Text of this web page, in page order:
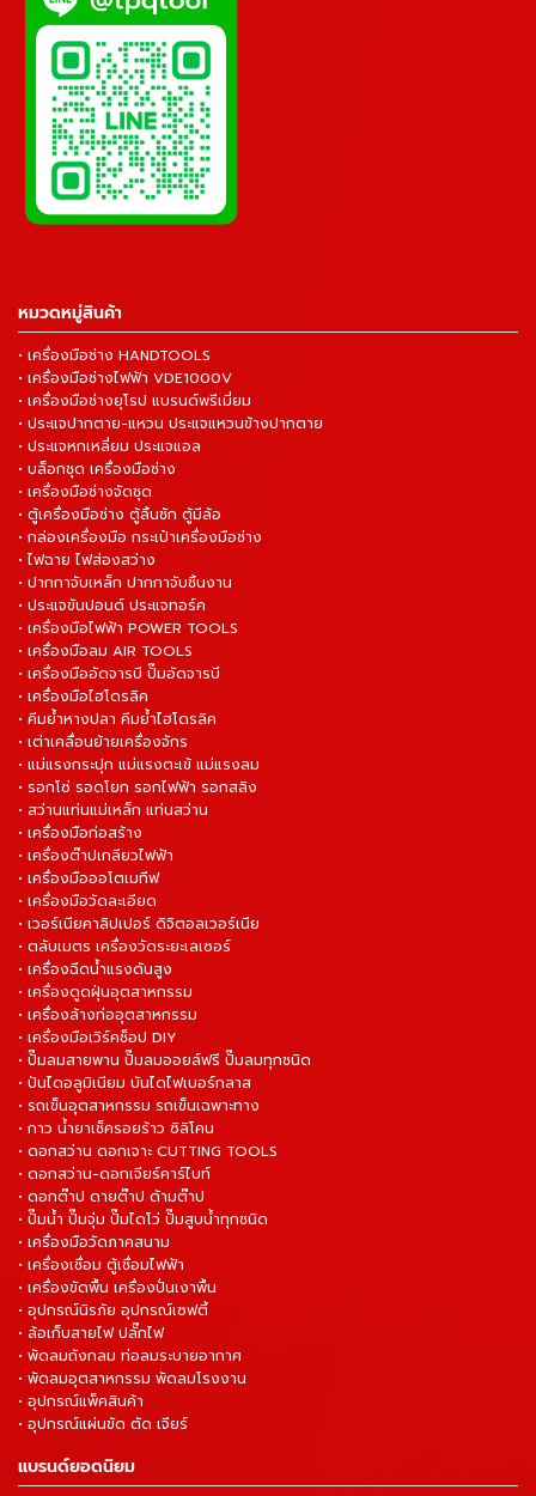
หมวดหมู่สินค้า
• เครื่องมือช่าง HANDTOOLS
• เครื่องมือช่างไฟฟ้า VDE1000V
• เครื่องมือช่างยุโรป แบรนด์พรีเมี่ยม
• ประแจปากตาย-แหวน ประแจแหวนข้างปากตาย
• ประแจหกเหลี่ยม ประแจแอล
• บล็อกชุด เครื่องมือช่าง
• เครื่องมือช่างจัดชุด
• ตู้เครื่องมือช่าง ตู้ลิ้นชัก ตู้มีล้อ
• กล่องเครื่องมือ กระเป๋าเครื่องมือช่าง
• ไฟฉาย ไฟส่องสว่าง
• ปากกาจับเหล็ก ปากกาจับชิ้นงาน
• ประแจขันปอนด์ ประแจทอร์ค
• เครื่องมือไฟฟ้า POWER TOOLS
• เครื่องมือลม AIR TOOLS
• เครื่องมืออัดจารบี ปั๊มอัดจารบี
• เครื่องมือไฮโดรลิค
• คีมย้ำหางปลา คีมย้ำไฮโดรลิค
• เต่าเคลื่อนย้ายเครื่องจักร
• แม่แรงกระปุก แม่แรงตะเข้ แม่แรงลม
• รอกโซ่ รอดโยก รอกไฟฟ้า รอกสลิง
• สว่านแท่นแม่เหล็ก แท่นสว่าน
• เครื่องมือก่อสร้าง
• เครื่องต๊าปเกลียวไฟฟ้า
• เครื่องมือออโตเมทีฟ
• เครื่องมือวัดละเอียด
• เวอร์เนียคาลิปเปอร์ ดิจิตอลเวอร์เนีย
• ตลับเมตร เครื่องวัดระยะเลเซอร์
• เครื่องฉีดน้ำแรงดันสูง
• เครื่องดูดฝุ่นอุตสาหกรรม
• เครื่องล้างท่ออุตสาหกรรม
• เครื่องมือเวิร์คช็อป DIY
• ปั๊มลมสายพาน ปั๊มลมออยล์ฟรี ปั๊มลมทุกชนิด
• ปันไดอลูมิเนียม บันไดไฟเบอร์กลาส
• รถเข็นอุตสาหกรรม รถเข็นเฉพาะทาง
• กาว น้ำยาเช็ครอยร้าว ซิลิโคน
• ดอกสว่าน ดอกเจาะ CUTTING TOOLS
• ดอกสว่าน-ดอกเจียร์คาร์ไบท์
• ดอกต๊าป ดายต๊าป ด้ามต๊าป
• ปั๊มน้ำ ปั๊มจุ่ม ปั๊มไดโว่ ปั๊มสูบน้ำทุกชนิด
• เครื่องมือวัดภาคสนาม
• เครื่องเชื่อม ตู้เชื่อมไฟฟ้า
• เครื่องขัดพื้น เครื่องปั่นเงาพื้น
• อุปกรณ์นิรภัย อุปกรณ์เซฟตี้
• ล้อเก็บสายไฟ ปลั๊กไฟ
• พัดลมถังกลม ท่อลมระบายอากาศ
• พัดลมอุตสาหกรรม พัดลมโรงงาน
• อุปกรณ์แพ็คสินค้า
• อุปกรณ์แผ่นขัด ตัด เจียร์
แบรนด์ยอดนิยม